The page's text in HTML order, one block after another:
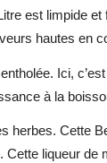
est limpide et
hautes en
Ici,
à la
herbes. Cette
Cette liqueur de